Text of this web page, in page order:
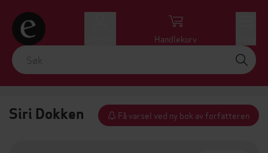
Handlekurv
Siri Dokken Få varsel ved ny bok av forfatteren